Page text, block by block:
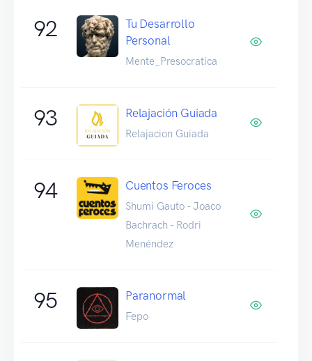
92
Tu Desarrollo
Personal
Mente_Presocratica
93 Relajación Guiada
Relajacion Guiada
94 Cuentos Feroces
Shumi Gauto - Joaco
Bachrach - Rodri
Menéndez
95 Paranormal
Fepo